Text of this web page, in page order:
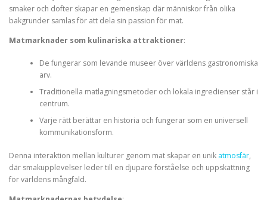
smaker och dofter skapar en gemenskap där människor från olika
bakgrunder samlas för att dela sin passion för mat.
Matmarknader som kulinariska attraktioner:
De fungerar som levande museer över världens gastronomiska
arv.
Traditionella matlagningsmetoder och lokala ingredienser står i
centrum.
Varje rätt berättar en historia och fungerar som en universell
kommunikationsform.
Denna interaktion mellan kulturer genom mat skapar en unik atmosfär,
där smakupplevelser leder till en djupare förståelse och uppskattning
för världens mångfald.